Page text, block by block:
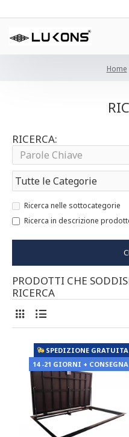
Home
RICERCA:
Ricerca nelle sottocategorie
Ricerca in descrizione
PRODOTTI CHE
RICERCA
SPEDIZIONE GRATUITA
14 -21 GIORNI + CONSEGNA